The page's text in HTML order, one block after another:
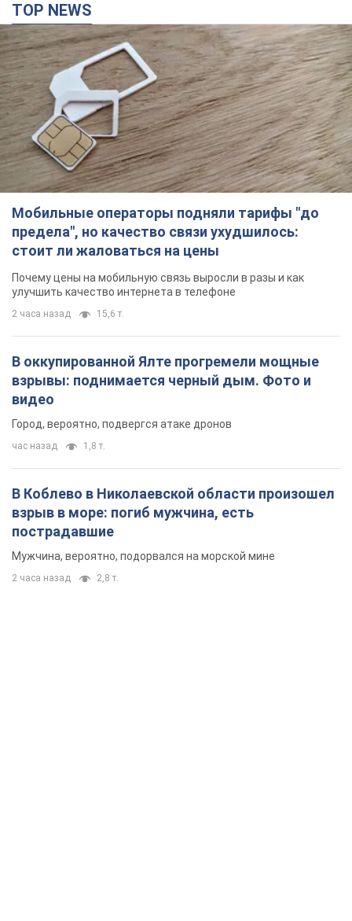
TOP NEWS
Мобильные операторы подняли тарифы "до
предела", но качество связи ухудшилось:
стоит ли жаловаться на цены
Почему цены на мобильную связь выросли в разы и как
улучшить качество интернета в телефоне
2 часа назад 15,6 т.
В оккупированной Ялте прогремели мощные
взрывы: поднимается черный дым. Фото и
видео
Город, вероятно, подвергся атаке дронов
час назад 1,8 т.
В Коблево в Николаевской области произошел
взрыв в море: погиб мужчина, есть
пострадавшие
Мужчина, вероятно, подорвался на морской мине
2 часа назад 2,8 т.